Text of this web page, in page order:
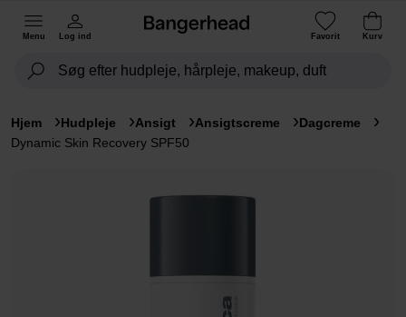
Menu Log ind Favorit Kurv
Hjem Hudpleje Ansigt Ansigtscreme
Dagcreme
Dynamic Skin Recovery SPF50